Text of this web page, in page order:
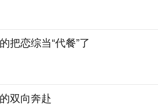
把恋综当“代餐”了
双向奔赴